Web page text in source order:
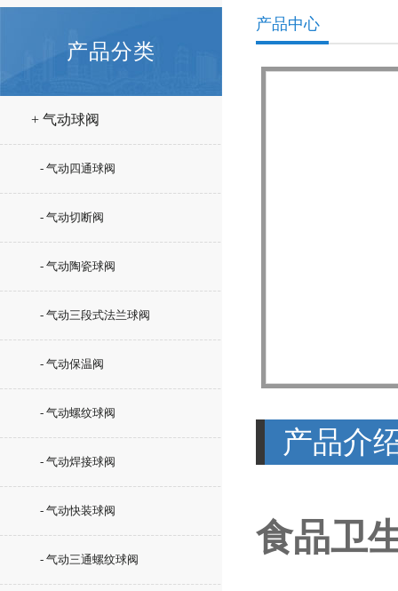
产品分类
+ 气动球阀
- 气动四通球阀
- 气动切断阀
- 气动陶瓷球阀
- 气动三段式法兰球阀
- 气动保温阀
- 气动螺纹球阀
- 气动焊接球阀
- 气动快装球阀
- 气动三通螺纹球阀
产品中心
产品介
食品卫